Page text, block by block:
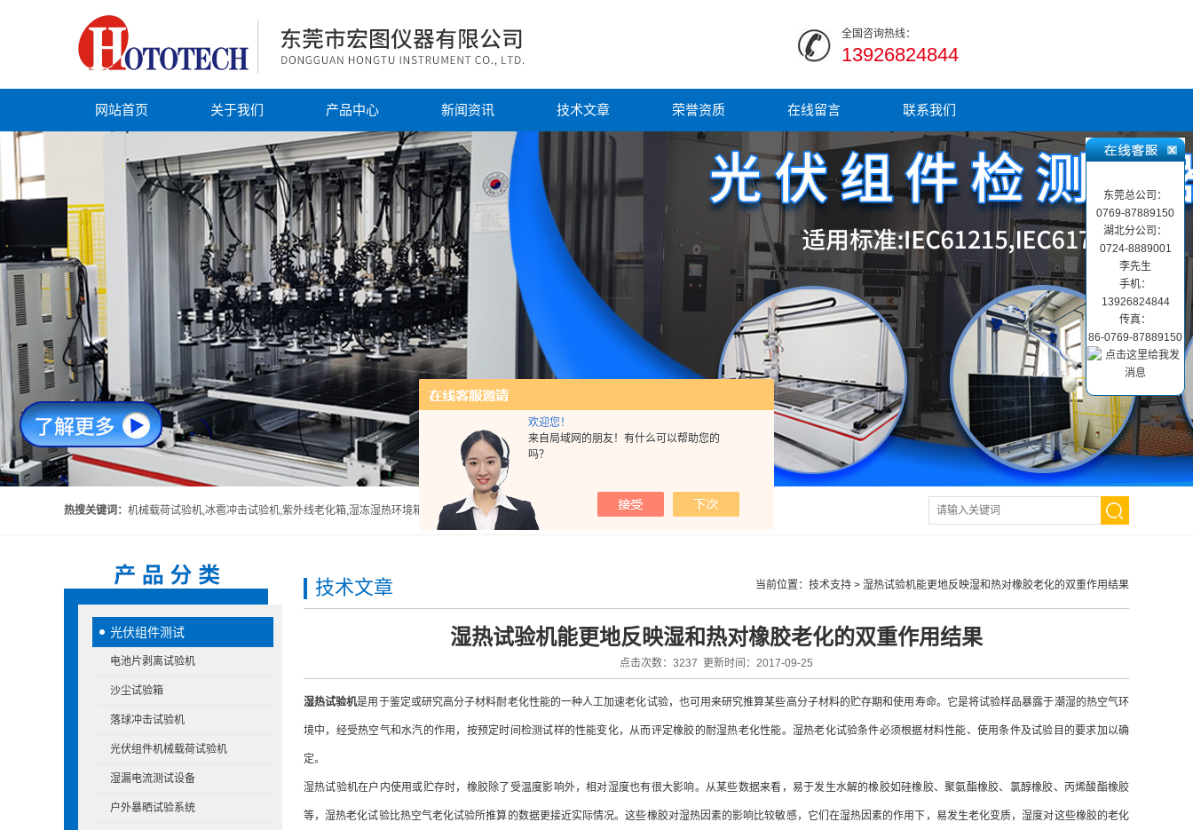
欢迎您！
来自局域网的朋友！有什么可以帮助您的
吗？
全国咨询热线：
13926824844
网站首页 关于我们 产品中心 新闻资讯 技术文章 荣誉资质 在线留言 联系我们
热搜关键词： 机械载荷试验机,冰雹冲击试验机,紫外线老化箱,湿冻湿热环境箱,头盔吸收碰撞能量性能试验机,头盔固定装置稳定试验机,头盔佩戴装置强度试验机,头盔刚度性能试验机,呼吸口罩气密性试验机,呼吸口罩阻力试验机 |
光伏组件测试
电池片剥离试验机
沙尘试验箱
落球冲击试验机
光伏组件机械载荷试验机
湿漏电流测试设备
户外暴晒试验系统
当前位置： 技术支持 > 湿热试验机能更地反映湿和热对橡胶老化的双重作用结果
技术文章
湿热试验机能更地反映湿和热对橡胶老化的双重作用结果
点击次数：3237 更新时间：2017-09-25
湿热试验机是用于鉴定或研究高分子材料耐老化性能的一种人工加速老化试验，也可用来研究推算某些高分子材料的贮存期和使用寿命。它是将试验样品暴露于潮湿的热空气环
境中，经受热空气和水汽的作用，按预定时间检测试样的性能变化，从而评定橡胶的耐湿热老化性能。湿热老化试验条件必须根据材料性能、使用条件及试验目的要求加以确
定。
湿热试验机在户内使用或贮存时，橡胶除了受温度影响外，相对湿度也有很大影响。从某些数据来看，易于发生水解的橡胶如硅橡胶、聚氨酯橡胶、氯醇橡胶、丙烯酸酯橡胶
等，湿热老化试验比热空气老化试验所推算的数据更接近实际情况。这些橡胶对湿热因素的影响比较敏感，它们在湿热因素的作用下，易发生老化变质，湿度对这些橡胶的老化
东莞总公司：
0769-87889150
湖北分公司：
0724-8889001
李先生
手机：
13926824844
传真：
86-0769-87889150